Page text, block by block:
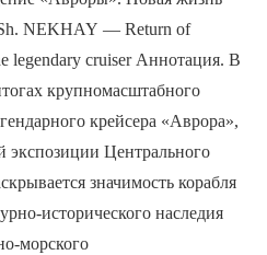
NEKHAY — Return of
legendary cruiser Аннотация. В
крупномасштабного
крейсера «Аврора»,
экспозиции Центрального
значимость корабля
исторического наследия
морского